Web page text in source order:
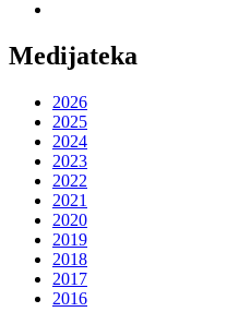
Medijateka
2026
2025
2024
2023
2022
2021
2020
2019
2018
2017
2016